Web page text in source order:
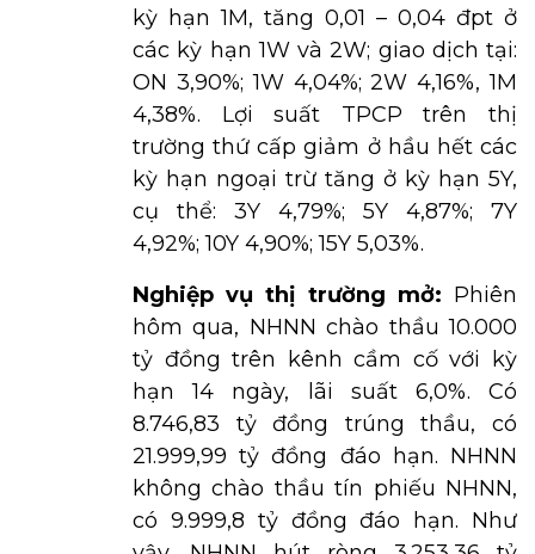
kỳ hạn 1M, tăng 0,01 – 0,04 đpt ở
các kỳ hạn 1W và 2W; giao dịch tại:
ON 3,90%; 1W 4,04%; 2W 4,16%, 1M
4,38%. Lợi suất TPCP trên thị
trường thứ cấp giảm ở hầu hết các
kỳ hạn ngoại trừ tăng ở kỳ hạn 5Y,
cụ thể: 3Y 4,79%; 5Y 4,87%; 7Y
4,92%; 10Y 4,90%; 15Y 5,03%.
Nghiệp vụ thị trường mở: Phiên
hôm qua, NHNN chào thầu 10.000
tỷ đồng trên kênh cầm cố với kỳ
hạn 14 ngày, lãi suất 6,0%. Có
8.746,83 tỷ đồng trúng thầu, có
21.999,99 tỷ đồng đáo hạn. NHNN
không chào thầu tín phiếu NHNN,
có 9.999,8 tỷ đồng đáo hạn. Như